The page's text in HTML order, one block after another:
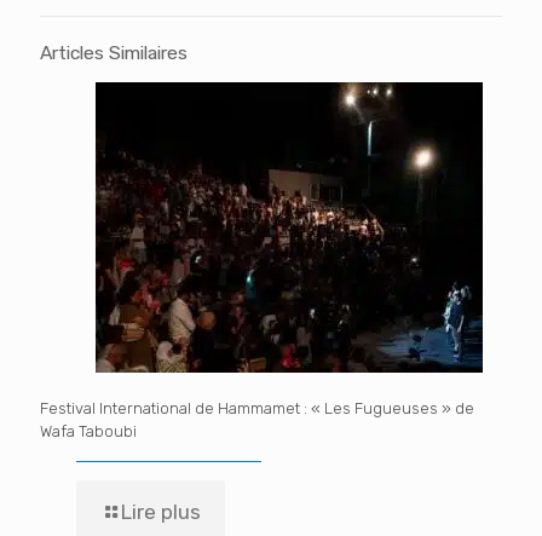
Articles Similaires
Festival International de Hammamet : « Les Fugueuses » de
Wafa Taboubi
Lire plus